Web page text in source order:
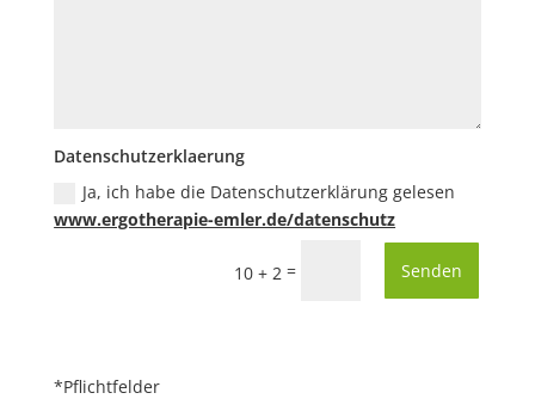
Datenschutzerklaerung
Ja, ich habe die Datenschutzerklärung gelesen
www.ergotherapie-emler.de/datenschutz
10 + 2 = Senden
*Pflichtfelder